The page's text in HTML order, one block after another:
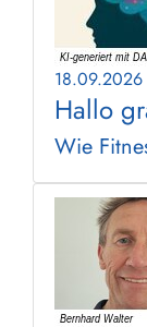
Hallo
Wie